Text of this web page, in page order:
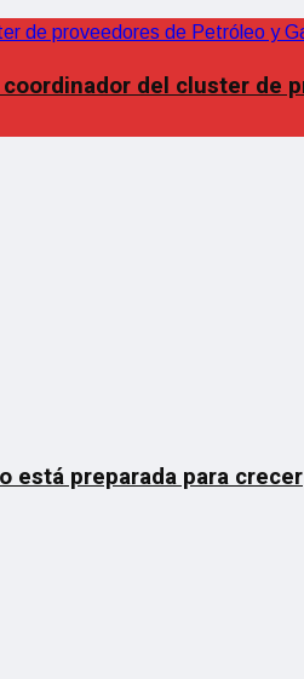
del cluster de
está preparada para crecer